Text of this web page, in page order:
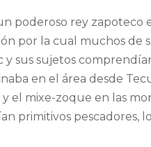
poderoso rey zapoteco
por la cual muchos de
sus sujetos
en el área desde
el mixe-zoque en las
primitivos pescadores,